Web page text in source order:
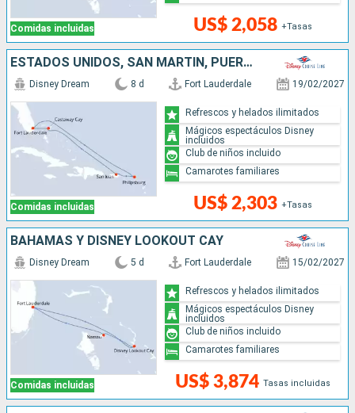
Comidas incluidas US$ 2,058 +Tasas
ESTADOS UNIDOS, SAN MARTÍN, PUERTO RICO, BAHAMAS
Comidas incluidas
Disney Dream 8 d Fort Lauderdale 19/02/2027
US$ 2,303 +Tasas
Refrescos y helados ilimitados
Mágicos espectáculos Disney
incluidos
Club de niños incluido
Camarotes familiares
BAHAMAS Y DISNEY LOOKOUT CAY
Comidas incluidas
Disney Dream 5 d Fort Lauderdale 15/02/2027
US$ 3,874 Tasas incluidas
Refrescos y helados ilimitados
Mágicos espectáculos Disney
incluidos
Club de niños incluido
Camarotes familiares